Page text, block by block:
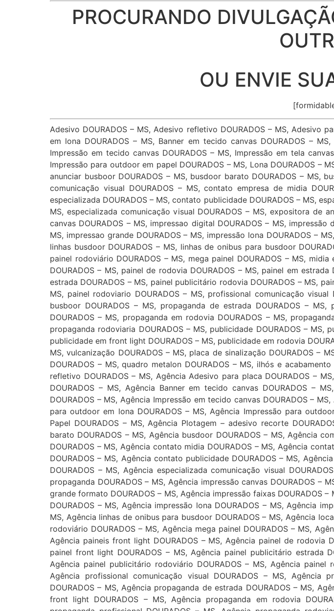
PROCURANDO
OU ENVIE
Adesivo DOURADOS – MS, Adesivo refletivo DOURADOS – MS, Adesivo
em lona DOURADOS – MS, Banner em tecido canvas DOURADOS –
Impressão em tecido canvas DOURADOS – MS, Impressão em tela
Impressão para outdoor em papel DOURADOS – MS, Lona DOURADOS –
anunciar busboor DOURADOS – MS, busdoor barato DOURADOS – MS,
comunicação visual DOURADOS – MS, contato empresa de midia
especializada DOURADOS – MS, contato publicidade DOURADOS – MS,
MS, especializada comunicação visual DOURADOS – MS, expositora de
canvas DOURADOS – MS, impressao digital DOURADOS – MS,
MS, impressao grande DOURADOS – MS, impressão lona DOURADOS –
linhas busdoor DOURADOS – MS, linhas de onibus para busdoor
painel rodoviário DOURADOS – MS, mega painel DOURADOS – MS,
DOURADOS – MS, painel de rodovia DOURADOS – MS, painel em
estrada DOURADOS – MS, painel publicitário rodovia DOURADOS – MS,
MS, painel rodoviario DOURADOS – MS, profissional comunicação
busboor DOURADOS – MS, propaganda de estrada DOURADOS –
DOURADOS – MS, propaganda em rodovia DOURADOS – MS,
propaganda rodoviaria DOURADOS – MS, publicidade DOURADOS – MS,
publicidade em front light DOURADOS – MS, publicidade em rodovia
MS, vulcanização DOURADOS – MS, placa de sinalização DOURADOS –
DOURADOS – MS, quadro metalon DOURADOS – MS, ilhós e
refletivo DOURADOS – MS, Agência Adesivo para placa DOURADOS –
DOURADOS – MS, Agência Banner em tecido canvas DOURADOS –
DOURADOS – MS, Agência Impressão em tecido canvas DOURADOS –
para outdoor em lona DOURADOS – MS, Agência Impressão para
Papel DOURADOS – MS, Agência Plotagem – adesivo recorte
barato DOURADOS – MS, Agência busdoor DOURADOS – MS, Agência
DOURADOS – MS, Agência contato midia DOURADOS – MS, Agência
DOURADOS – MS, Agência contato publicidade DOURADOS – MS,
DOURADOS – MS, Agência especializada comunicação visual
propaganda DOURADOS – MS, Agência impressão canvas DOURADOS –
grande formato DOURADOS – MS, Agência impressão faixas DOURADOS
DOURADOS – MS, Agência impressão lona DOURADOS – MS, Agência
MS, Agência linhas de onibus para busdoor DOURADOS – MS, Agência
rodoviário DOURADOS – MS, Agência mega painel DOURADOS – MS,
Agência paineis front light DOURADOS – MS, Agência painel de rodovia
painel front light DOURADOS – MS, Agência painel publicitário estrada
Agência painel publicitário rodoviário DOURADOS – MS, Agência painel
Agência profissional comunicação visual DOURADOS – MS, Agência
DOURADOS – MS, Agência propaganda de estrada DOURADOS – MS,
front light DOURADOS – MS, Agência propaganda em rodovia